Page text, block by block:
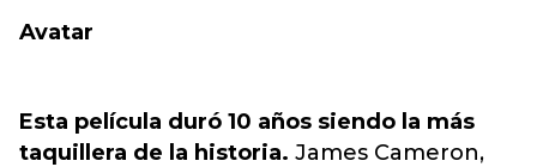
Avatar
Esta película duró 10 años siendo la más
taquillera de la historia. James Cameron,